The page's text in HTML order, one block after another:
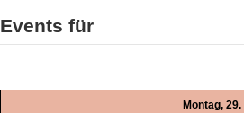
Events für
Montag,